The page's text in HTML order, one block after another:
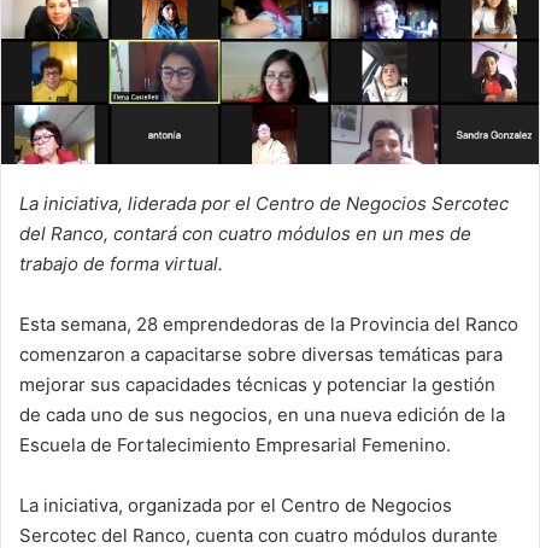
La iniciativa, liderada por el Centro de Negocios Sercotec
del Ranco, contará con cuatro módulos en un mes de
trabajo de forma virtual.
Esta semana, 28 emprendedoras de la Provincia del Ranco
comenzaron a capacitarse sobre diversas temáticas para
mejorar sus capacidades técnicas y potenciar la gestión
de cada uno de sus negocios, en una nueva edición de la
Escuela de Fortalecimiento Empresarial Femenino.
La iniciativa, organizada por el Centro de Negocios
Sercotec del Ranco, cuenta con cuatro módulos durante